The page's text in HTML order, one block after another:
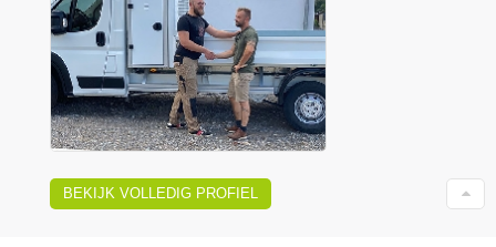
BEKIJK VOLLEDIG PROFIEL